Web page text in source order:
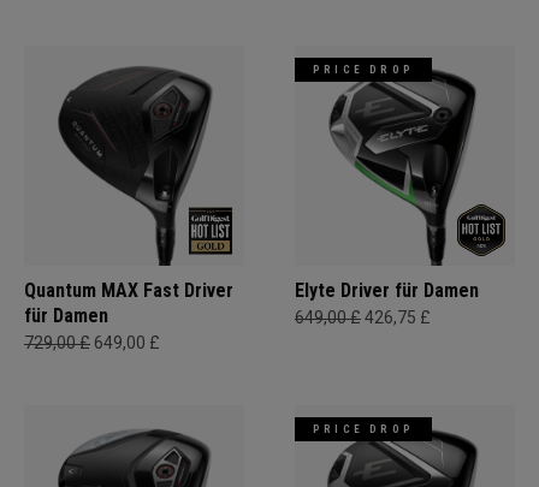
Quantum MAX Fast Driver
für Damen
729,00 £ 649,00 £
PRICE DROP
Elyte Driver für Damen
649,00 £426,75 £
PRICE DROP